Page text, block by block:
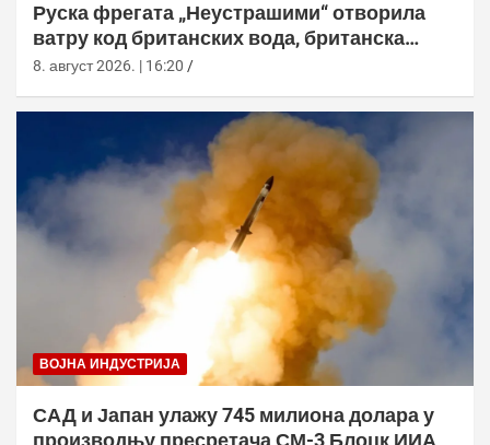
Руска фрегата „Неустрашими“ отворила
ватру код британских вода, британска
морнарица појачала праћење
8. август 2026. | 16:20
ВОЈНА ИНДУСТРИЈА
САД и Јапан улажу 745 милиона долара у
производњу пресретача СМ-3 Блоцк ИИА